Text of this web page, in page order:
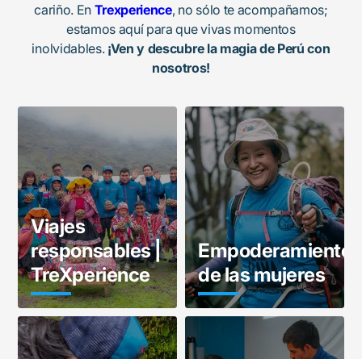
cariño. En Trexperience, no sólo te acompañamos;
estamos aquí para que vivas momentos
inolvidables. ¡Ven y descubre la magia de Perú con
nosotros!
Viajes
responsables |
TreXperience
Empoderamiento
de las mujeres